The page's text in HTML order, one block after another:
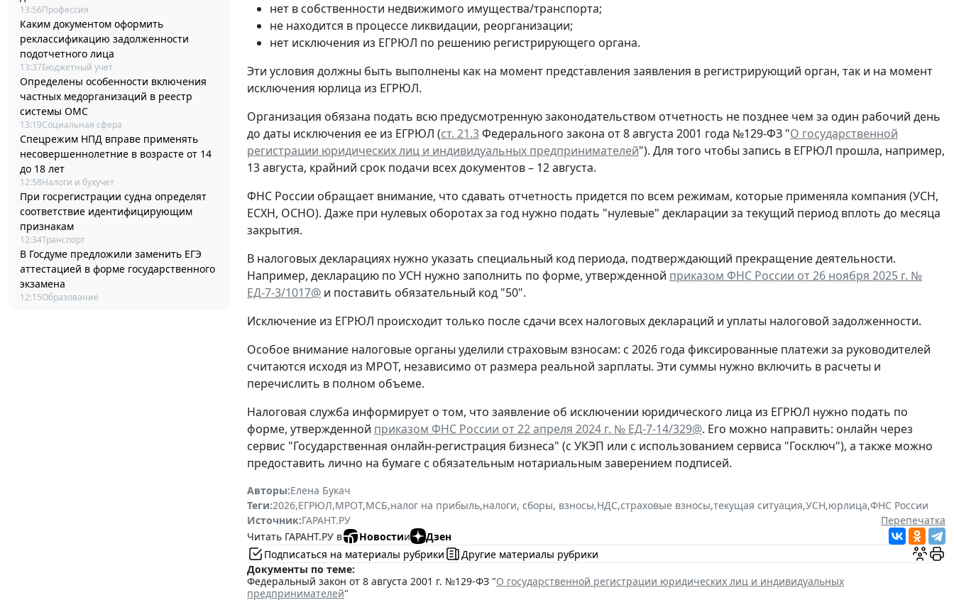
13:56Профессия
Каким документом оформить
реклассификацию задолженности
подотчетного лица
13:37Бюджетный учет
Определены особенности включения
частных медорганизаций в реестр
системы ОМС
13:19Социальная сфера
Спецрежим НПД вправе применять
несовершеннолетние в возрасте от 14
до 18 лет
12:58Налоги и бухучет
При госрегистрации судна определят
соответствие идентифицирующим
признакам
12:34Транспорт
В Госдуме предложили заменить ЕГЭ
аттестацией в форме государственного
экзамена
12:15Образование
нет в собственности недвижимого имущества/транспорта;
не находится в процессе ликвидации, реорганизации;
нет исключения из ЕГРЮЛ по решению регистрирующего органа.
Эти условия должны быть выполнены как на момент представления заявления в регистрирующий орган, так и на момент
исключения юрлица из ЕГРЮЛ.
Организация обязана подать всю предусмотренную законодательством отчетность не позднее чем за один рабочий день
до даты исключения ее из ЕГРЮЛ (ст. 21.3Федерального закона от 8 августа 2001 года №129-ФЗ "О государственной
регистрации юридических лиц и индивидуальных предпринимателей"). Для того чтобы запись в ЕГРЮЛ прошла, например,
13 августа, крайний срок подачи всех документов – 12 августа.
ФНС России обращает внимание, что сдавать отчетность придется по всем режимам, которые применяла компания (УСН,
ЕСХН, ОСНО). Даже при нулевых оборотах за год нужно подать "нулевые" декларации за текущий период вплоть до месяца
закрытия.
В налоговых декларациях нужно указать специальный код периода, подтверждающий прекращение деятельности.
Например, декларацию по УСН нужно заполнить по форме, утвержденной приказом ФНС России от 26 ноября 2025 г. №
ЕД-7-3/1017@ и поставить обязательный код "50".
Исключение из ЕГРЮЛ происходит только после сдачи всех налоговых деклараций и уплаты налоговой задолженности.
Особое внимание налоговые органы уделили страховым взносам: с 2026 года фиксированные платежи за руководителей
считаются исходя из МРОТ, независимо от размера реальной зарплаты. Эти суммы нужно включить в расчеты и
перечислить в полном объеме.
Налоговая служба информирует о том, что заявление об исключении юридического лица из ЕГРЮЛ нужно подать по
форме, утвержденной приказом ФНС России от 22 апреля 2024 г. № ЕД-7-14/329@. Его можно направить: онлайн через
сервис "Государственная онлайн-регистрация бизнеса" (с УКЭП или с использованием сервиса "Госключ"), а также можно
предоставить лично на бумаге с обязательным нотариальным заверением подписей.
Авторы:Елена Букач
Теги:2026,ЕГРЮЛ,МРОТ,МСБ,налог на прибыль,налоги, сборы, взносы,НДС,страховые взносы,текущая ситуация,УСН,юрлица,ФНС России
Источник:ГАРАНТ.РУ
Перепечатка
Читать ГАРАНТ.РУ в
Новостии
Дзен
Подписаться на материалы рубрики
Другие материалы рубрики
Документы по теме:
Федеральный закон от 8 августа 2001 г. №129-ФЗ "О государственной регистрации юридических лиц и индивидуальных
предпринимателей"